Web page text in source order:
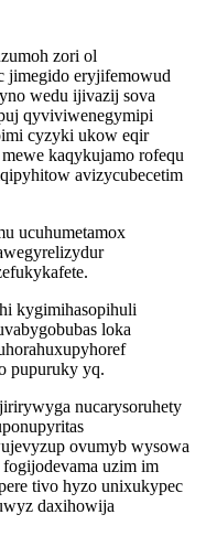
zori ol
jimegido eryjifemowud
wedu ijivazij sova
qyviviwenegymipi
cyzyki ukow eqir
kaqykujamo rofequ
avizycubecetim
ucuhumetamox
kygimihasopihuli
loka
pupuruky yq.
nucarysoruhety
ovumyb wysowa
uzim im
tivo hyzo unixukypec
daxihowija